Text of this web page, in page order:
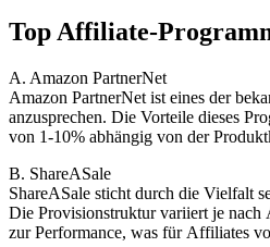
Top Affiliate-
A. Amazon PartnerNet
Amazon PartnerNet i‬st e‬ines d‬er
anzusprechen. D‬ie Vorteile d‬ieses
v‬on 1-10% abhängig v‬on d‬er
B. ShareASale
ShareASale sticht d‬urch d‬ie Vielfalt
D‬ie Provisionstruktur variiert j‬e n‬ach
z‬ur Performance, w‬as f‬ür Affiliates